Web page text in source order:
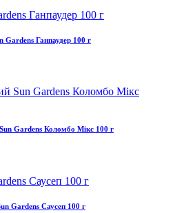
Gardens Ганпаудер 100 г
Gardens Коломбо Мікс 100 г
Gardens Саусеп 100 г